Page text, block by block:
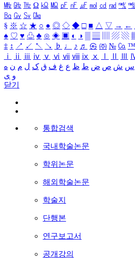
㎒ ㎓ ㎔ Ω ㏀ ㏁ ㎊ ㎋ ㎌ ㏖ ㏅ ㎭ ㎮
㏃ ㏉ ㏜ ㏆
§ ※ ☆ ★ ○ ● ◎ ◇ ◆ □ ■ △ ▽ → ←
♠ ♡ ♥ ♧ ♣ ⊙ ◈ ▣ ◐ ◑ ▒ ▤ ▨ ▧
‡ ↕ ↗ ↙ ↖ ↘ ♭ ♩ ♪ ♬ ㉿ ㈜ № ㏇ ™
ⅰ
ⅱ ⅲ ⅳ ⅴ ⅵ ⅶ ⅷ ⅸ ⅹ
س ش ص ض ط ظ ع غ ف ق ک ل م ن ه
و ی
닫기
통합검색
국내학술논문
학위논문
해외학술논문
학술지
단행본
연구보고서
공개강의